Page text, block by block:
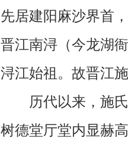
先居建阳麻沙界首
晋江南浔（今龙湖
浔江始祖。故晋江
历代以来，施氏
树德堂厅堂内显赫